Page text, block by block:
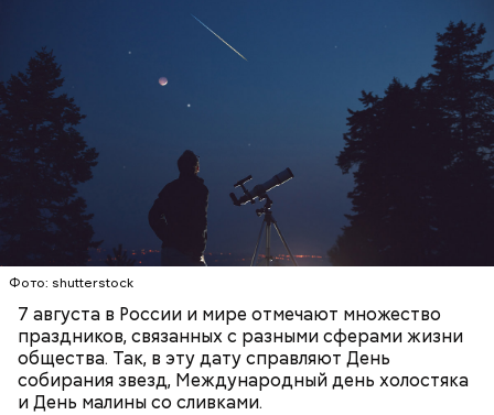
Фото: shutterstock
7 августа в России и мире отмечают множество
праздников, связанных с разными сферами жизни
общества. Так, в эту дату справляют День
собирания звезд, Международный день холостяка
и День малины со сливками.
День собирания звезд учрежден в честь
метеорного потока Персеиды, который ежегодно
можно наблюдать в августе. Все любители
смотреть на звездопад 7 августа выезжают за
город — в местность, где нет светового
загрязнения и где можно невооруженным глазом
наблюдать за падающими звездами.
ЕДА ПРАЗДНИКИ
СЛАДОСТИ